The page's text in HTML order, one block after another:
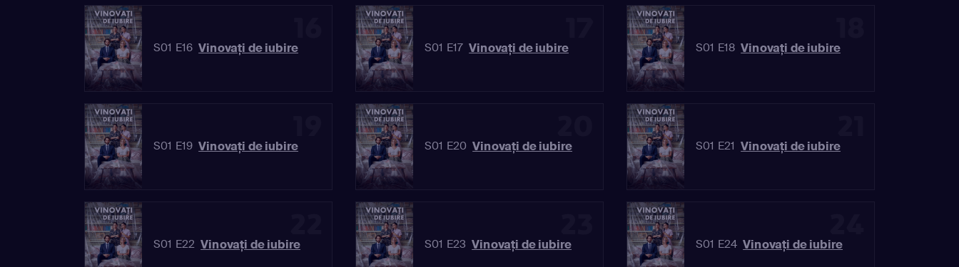
S01 E16 Vinovaţi de iubire S01 E17 Vinovaţi de iubire S01 E18 Vinovaţi de iubire
S01 E19 Vinovaţi de iubire S01 E20 Vinovaţi de iubire S01 E21 Vinovaţi de iubire
S01 E22 Vinovaţi de iubire S01 E23 Vinovaţi de iubire S01 E24 Vinovaţi de iubire